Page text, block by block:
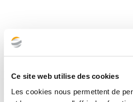
Ce site web utilise des cookies
Les cookies nous permettent de
Hydrogéologie
Nos missions
Diagnostic hydrogéologique